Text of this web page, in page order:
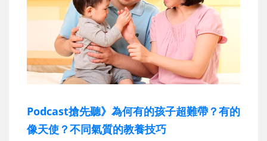
Podcast搶先聽》為何有的孩子超難帶？有的
像天使？不同氣質的教養技巧